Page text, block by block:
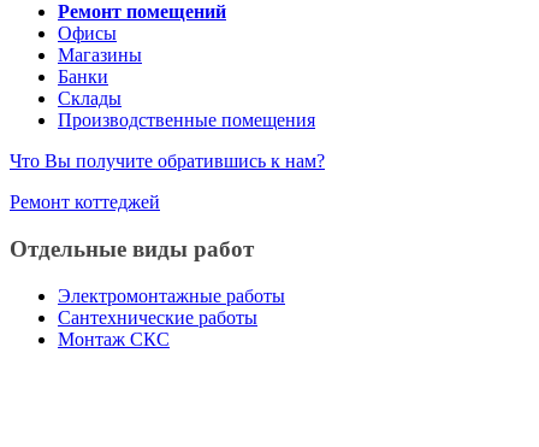
Ремонт помещений
Офисы
Магазины
Банки
Склады
Производственные помещения
Что Вы получите обратившись к нам?
Ремонт коттеджей
Отдельные виды работ
Электромонтажные работы
Сантехнические работы
Монтаж СКС